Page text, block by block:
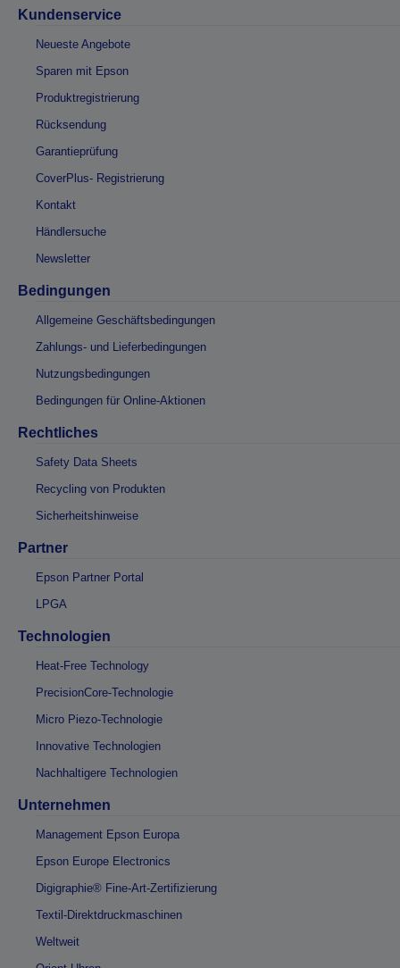
Kundenservice
Neueste Angebote
Sparen mit Epson
Produktregistrierung
Rücksendung
Garantieprüfung
CoverPlus- Registrierung
Kontakt
Händlersuche
Newsletter
Bedingungen
Allgemeine Geschäftsbedingungen
Zahlungs- und Lieferbedingungen
Nutzungsbedingungen
Bedingungen für Online-Aktionen
Rechtliches
Safety Data Sheets
Recycling von Produkten
Sicherheitshinweise
Partner
Epson Partner Portal
LPGA
Technologien
Heat-Free Technology
PrecisionCore-Technologie
Micro Piezo-Technologie
Innovative Technologien
Nachhaltigere Technologien
Unternehmen
Management Epson Europa
Epson Europe Electronics
Digigraphie® Fine-Art-Zertifizierung
Textil-Direktdruckmaschinen
Weltweit